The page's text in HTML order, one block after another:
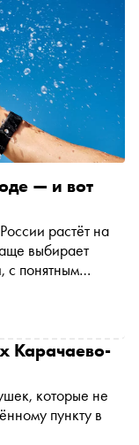
идти и почему
— и вот
растёт на
выбирает
с понятным
Водах
и
устроен
цифровых
Карачаево-
которые не
пункту в